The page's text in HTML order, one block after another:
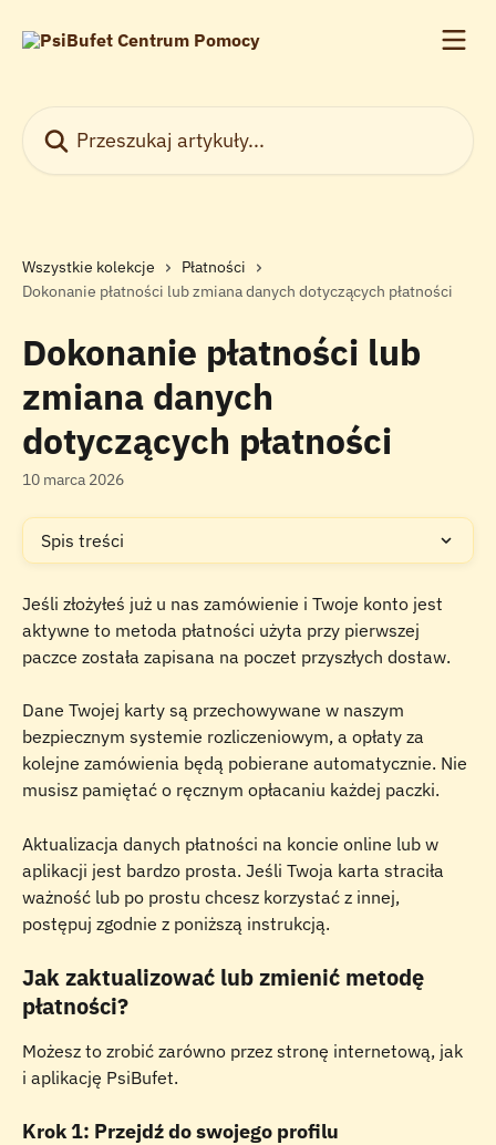
Wszystkie kolekcje
Płatności
Dokonanie płatności lub zmiana danych dotyczących płatności
Dokonanie płatności lub
zmiana danych
dotyczących płatności
10 marca 2026
Spis treści
Jeśli złożyłeś już u nas zamówienie i Twoje konto jest
aktywne to metoda płatności użyta przy pierwszej
paczce została zapisana na poczet przyszłych dostaw.
Dane Twojej karty są przechowywane w naszym
bezpiecznym systemie rozliczeniowym, a opłaty za
kolejne zamówienia będą pobierane automatycznie. Nie
musisz pamiętać o ręcznym opłacaniu każdej paczki.
Aktualizacja danych płatności na koncie online lub w
aplikacji jest bardzo prosta. Jeśli Twoja karta straciła
ważność lub po prostu chcesz korzystać z innej,
postępuj zgodnie z poniższą instrukcją.
Jak zaktualizować lub zmienić metodę
płatności?
Możesz to zrobić zarówno przez stronę internetową, jak
i aplikację PsiBufet.
Krok 1: Przejdź do swojego profilu